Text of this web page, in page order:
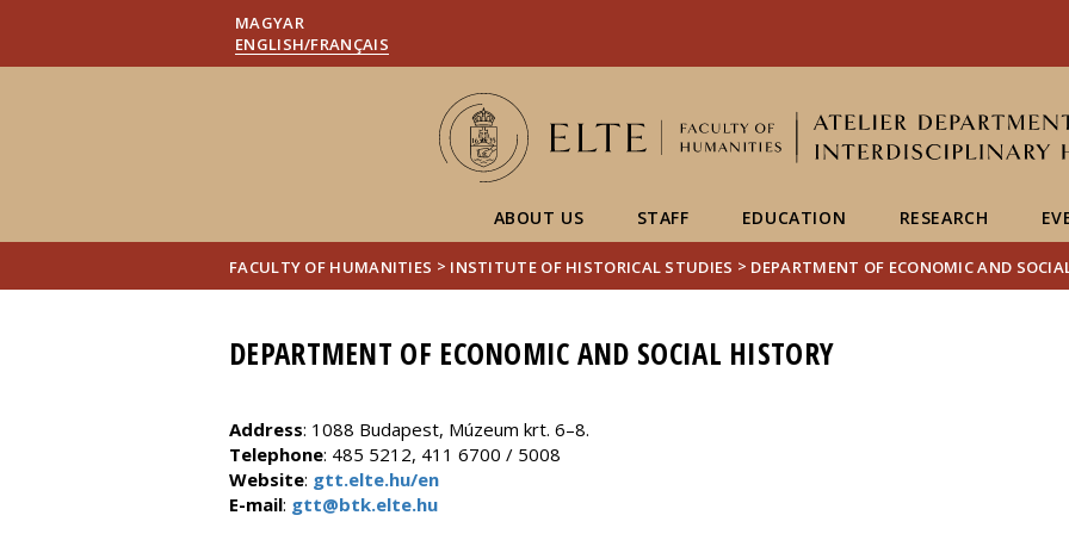
MAGYAR
ENGLISH/FRANÇAIS
ABOUT US STAFF EDUCATION RESEARCH
FACULTY OF HUMANITIES > INSTITUTE OF HISTORICAL STUDIES > DEPARTMENT OF ECONOMIC AND
DEPARTMENT OF ECONOMIC AND SOCIAL HISTORY
Address: 1088 Budapest, Múzeum krt. 6–8.
Telephone: 485 5212, 411 6700 / 5008
Website: gtt.elte.hu/en
E-mail: gtt@btk.elte.hu